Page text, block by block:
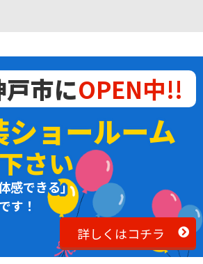
市にOPEN中!!
ョールーム
さい
感できる」
す！
詳しくはコチラ